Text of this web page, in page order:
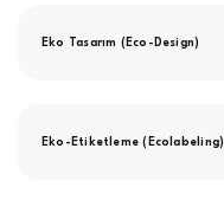
Eko Tasarım (Eco-Design)
Eko-Etiketleme (Ecolabeling)